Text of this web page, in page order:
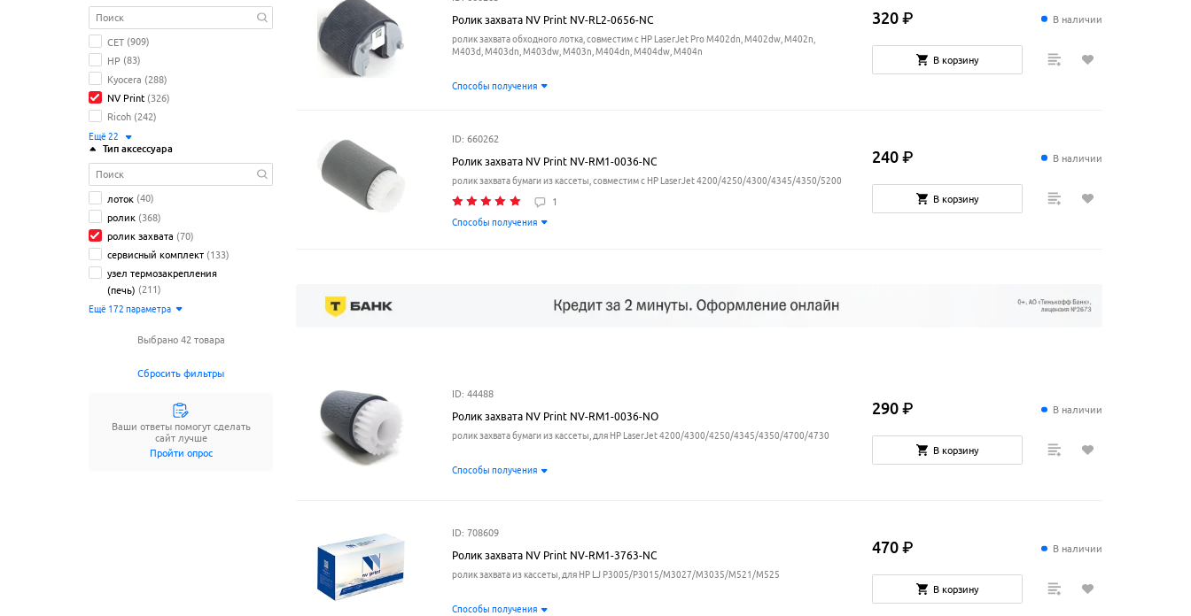
CET (909)
HP (83)
Kyocera (288)
NV Print (326)
Ricoh (242)
Ещё 22
Тип аксессуара
лоток (40)
ролик (368)
ролик захвата (70)
сервисный комплект (133)
узел термозакрепления
(печь) (211)
Ещё 172 параметрa
Выбрано 42 товара
Сбросить фильтры
Ваши ответы помогут сделать
сайт лучше
Пройти опрос
Ролик захвата NV Print NV-RL2-0656-NC
ролик захвата обходного лотка, совместим с HP LaserJet Pro M402dn, M402dw, M402n,
M403d, M403dn, M403dw, M403n, M404dn, M404dw, M404n
Способы получения
В наличии
320 ₽
В корзину
ID: 660262
Ролик захвата NV Print NV-RM1-0036-NC
ролик захвата бумаги из кассеты, совместим с HP LaserJet 4200/4250/4300/4345/4350/5200
1
Способы получения
В наличии
240 ₽
В корзину
ID: 44488
Ролик захвата NV Print NV-RM1-0036-NO
ролик захвата бумаги из кассеты, для HP LaserJet 4200/4300/4250/4345/4350/4700/4730
Способы получения
В наличии
290 ₽
В корзину
ID: 708609
Ролик захвата NV Print NV-RM1-3763-NC
ролик захвата из кассеты, для HP LJ P3005/P3015/M3027/M3035/M521/M525
Способы получения
В наличии
470 ₽
В корзину